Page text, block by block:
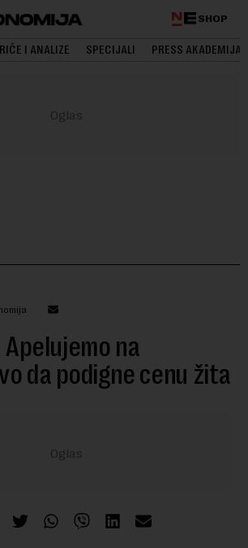
SHOP
I ANALIZE SPECIJALI PRESS AKADEMIJA
na
da podigne cenu žita